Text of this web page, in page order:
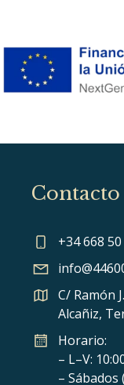
Contacto
+34 668
C/ Ramón
Alcañiz,
Horario:
– L–V:
– Sábados